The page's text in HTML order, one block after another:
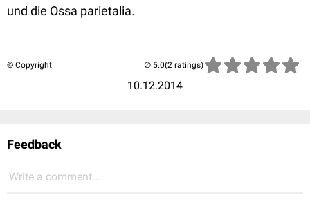
und die Ossa parietalia.
© Copyright
10.12.2014
(2 ratings)
Feedback
Write a comment...